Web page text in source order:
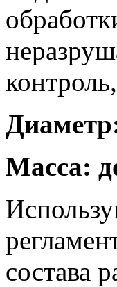
Масса:
состава